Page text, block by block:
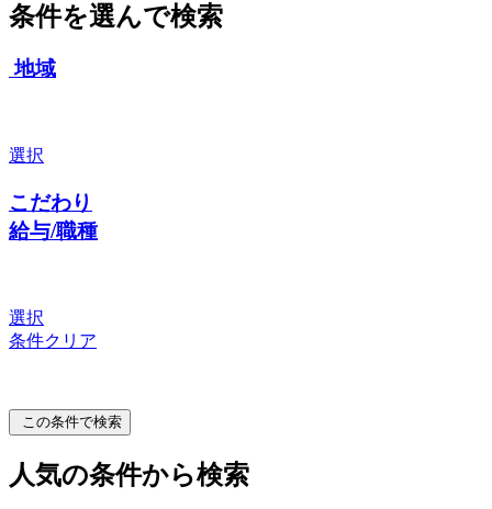
条件を選んで検索
地域
選択
こだわり
給与/職種
選択
条件クリア
この条件で検索
人気の条件から検索